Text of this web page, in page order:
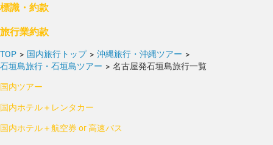
標識・約款
旅行業約款
TOP > 国内旅行トップ > 沖縄旅行・沖縄ツアー >
石垣島旅行・石垣島ツアー > 名古屋発石垣島旅行一覧
国内ツアー
国内ホテル＋レンタカー
国内ホテル＋航空券 or 高速バス